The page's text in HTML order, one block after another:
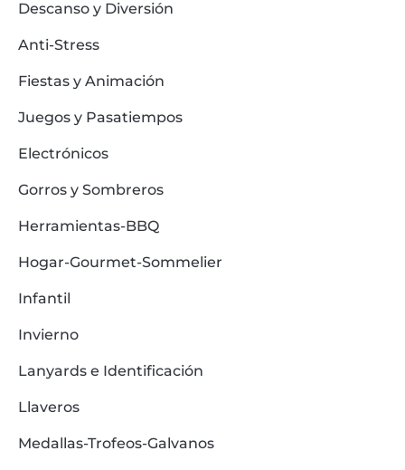
Descanso y Diversión
Anti-Stress
Fiestas y Animación
Juegos y Pasatiempos
Electrónicos
Gorros y Sombreros
Herramientas-BBQ
Hogar-Gourmet-Sommelier
Infantil
Invierno
Lanyards e Identificación
Llaveros
Medallas-Trofeos-Galvanos